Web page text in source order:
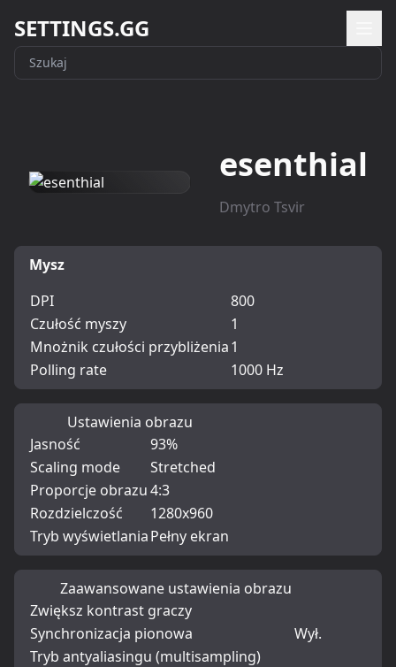
SETTINGS.GG
esenthial
Dmytro Tsvir
Mysz
DPI
800
Czułość myszy
1
Mnożnik czułości przybliżenia1
Polling rate
1000 Hz
Ustawienia obrazu
Jasność
93%
Scaling mode
Stretched
Proporcje obrazu4:3
Rozdzielczość
1280x960
Tryb wyświetlaniaPełny ekran
Zaawansowane ustawienia obrazu
Zwiększ kontrast graczy
Synchronizacja pionowa
Wył.
Tryb antyaliasingu (multisampling)